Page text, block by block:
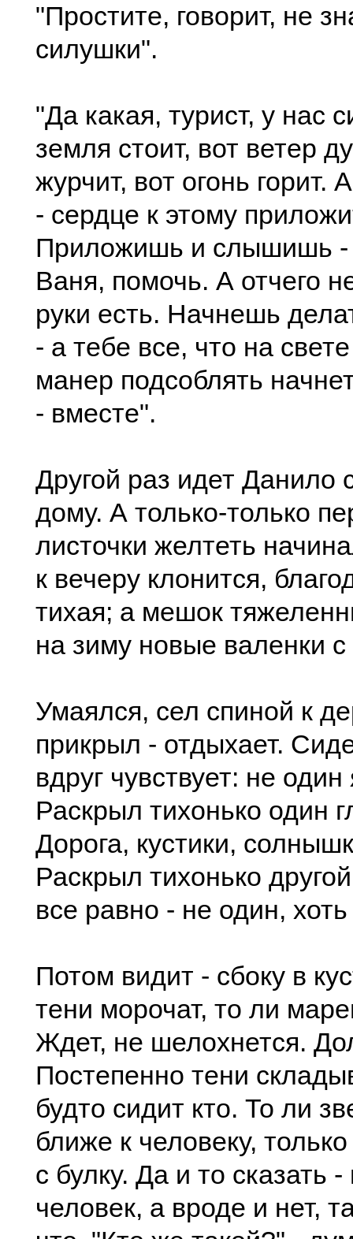
"Простите, говорит, не
силушки".
"Да какая, турист, у нас
земля стоит, вот ветер
журчит, вот огонь
- сердце к этому
Приложишь и слышишь -
Ваня, помочь. А отчего
руки есть. Начнешь
- а тебе все, что на
манер подсоблять
- вместе".
Другой раз идет Данило
дому. А только-только
листочки желтеть
к вечеру клонится,
тихая; а мешок
на зиму новые валенки
Умаялся, сел спиной к
прикрыл - отдыхает.
вдруг чувствует: не один
Раскрыл тихонько один
Дорога, кустики,
Раскрыл тихонько
все равно - не один,
Потом видит - сбоку в
тени морочат, то ли
Ждет, не шелохнется.
Постепенно тени
будто сидит кто. То ли
ближе к человеку,
с булку. Да и то сказать
человек, а вроде и нет,